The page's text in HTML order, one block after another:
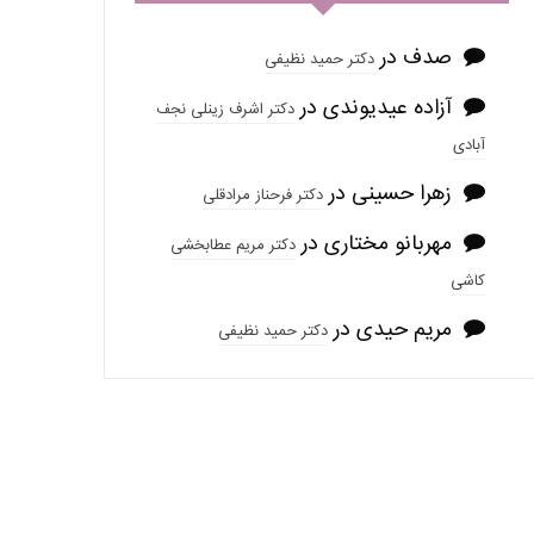
صدف دردکتر حمید نظیفی
آزاده عیدیوندی دردکتر اشرف زینلی نجف
آبادی
زهرا حسینی دردکتر فرحناز مرادقلی
مهربانو مختاری دردکتر مریم عطابخشی
کاشی
مریم حیدی دردکتر حمید نظیفی